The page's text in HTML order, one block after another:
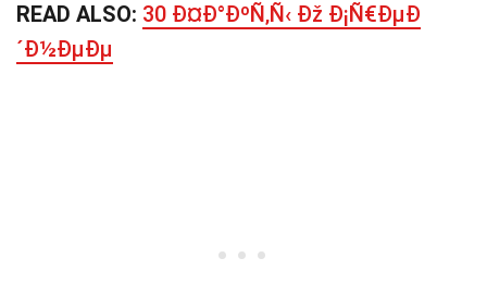
READ ALSO: 30 Ð¤Ð°ÐºÑ‚Ñ‹ Ðž Ð¡Ñ€ÐµÐ
´Ð½ÐµÐµ